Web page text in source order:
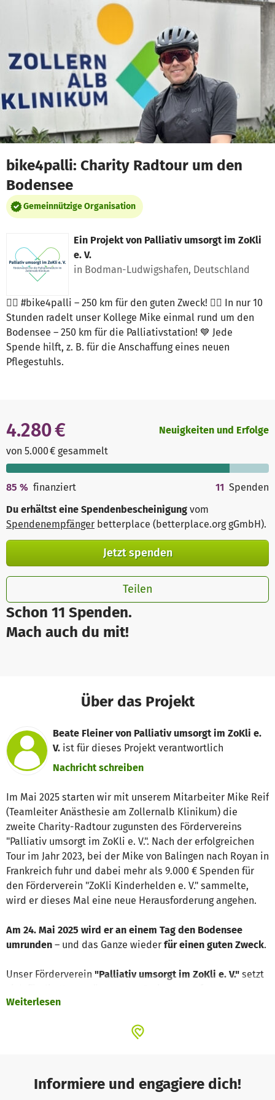
Zum Hauptinhalt springen
Erklärung zur Barrierefreiheit anzeigen
bike4palli: Charity Radtour um den
Bodensee
Gemeinnützige Organisation
Ein Projekt von Palliativ umsorgt im ZoKli
e. V.
in Bodman-Ludwigshafen, Deutschland
🚴‍♂️ #bike4palli – 250 km für den guten Zweck! 🚴‍♂️ In nur 10
Stunden radelt unser Kollege Mike einmal rund um den
Bodensee – 250 km für die Palliativstation! 💙 Jede
Spende hilft, z. B. für die Anschaffung eines neuen
Pflegestuhls.
Schon 11 Spenden.
Mach auch du mit!
4.280 €
von 5.000 € gesammelt
Neuigkeiten und Erfolge
85 % finanziert 11 Spenden
Du erhältst eine Spendenbescheinigung vom
Spendenempfänger betterplace (betterplace.org gGmbH).
Jetzt spenden
Teilen
Über das Projekt
Beate Fleiner von Palliativ umsorgt im ZoKli e.
V. ist für dieses Projekt verantwortlich
Nachricht schreiben
Im Mai 2025 starten wir mit unserem Mitarbeiter Mike Reif
(Teamleiter Anästhesie am Zollernalb Klinikum) die
zweite Charity-Radtour zugunsten des Fördervereins
"Palliativ umsorgt im ZoKli e. V.". Nach der erfolgreichen
Tour im Jahr 2023, bei der Mike von Balingen nach Royan in
Frankreich fuhr und dabei mehr als 9.000 € Spenden für
den Förderverein "ZoKli Kinderhelden e. V." sammelte,
wird er dieses Mal eine neue Herausforderung angehen.
Am 24. Mai 2025 wird er an einem Tag den Bodensee
umrunden – und das Ganze wieder für einen guten Zweck.
Unser Förderverein "Palliativ umsorgt im ZoKli e. V." setzt
Palliativstation ein, die an einer nicht heilbaren
der palliativmedizinischen Station im Zollernalb Klinikum
Weiterlesen
Informiere und engagiere dich!